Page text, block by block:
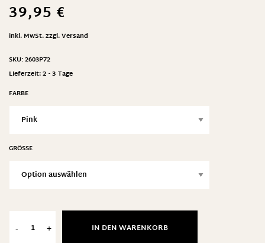
39,95 €
inkl. MwSt.zzgl.Versand
SKU:2603P72
Lieferzeit:2 - 3 Tage
FARBE
GRÖSSE
- + IN DEN WARENKORB